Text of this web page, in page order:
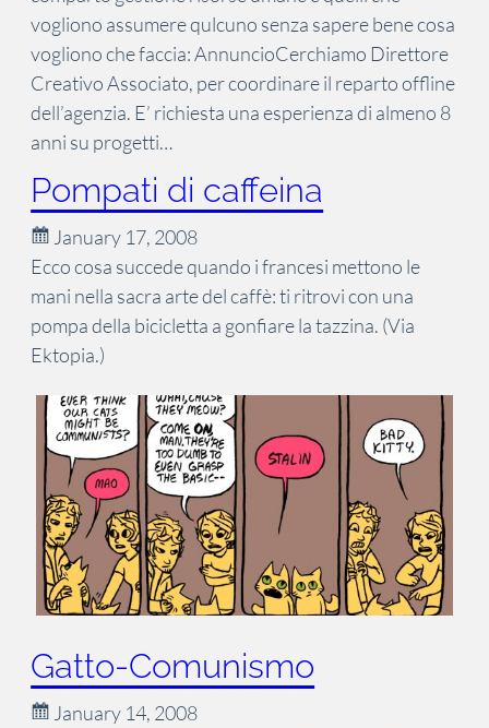
vogliono assumere qulcuno senza sapere bene cosa
vogliono che faccia: AnnuncioCerchiamo Direttore
Creativo Associato, per coordinare il reparto offline
dell’agenzia. E’ richiesta una esperienza di almeno 8
anni su progetti…
Pompati di caffeina
January 17, 2008
Ecco cosa succede quando i francesi mettono le
mani nella sacra arte del caffè: ti ritrovi con una
pompa della bicicletta a gonfiare la tazzina. (Via
Ektopia.)
Gatto-Comunismo
January 14, 2008